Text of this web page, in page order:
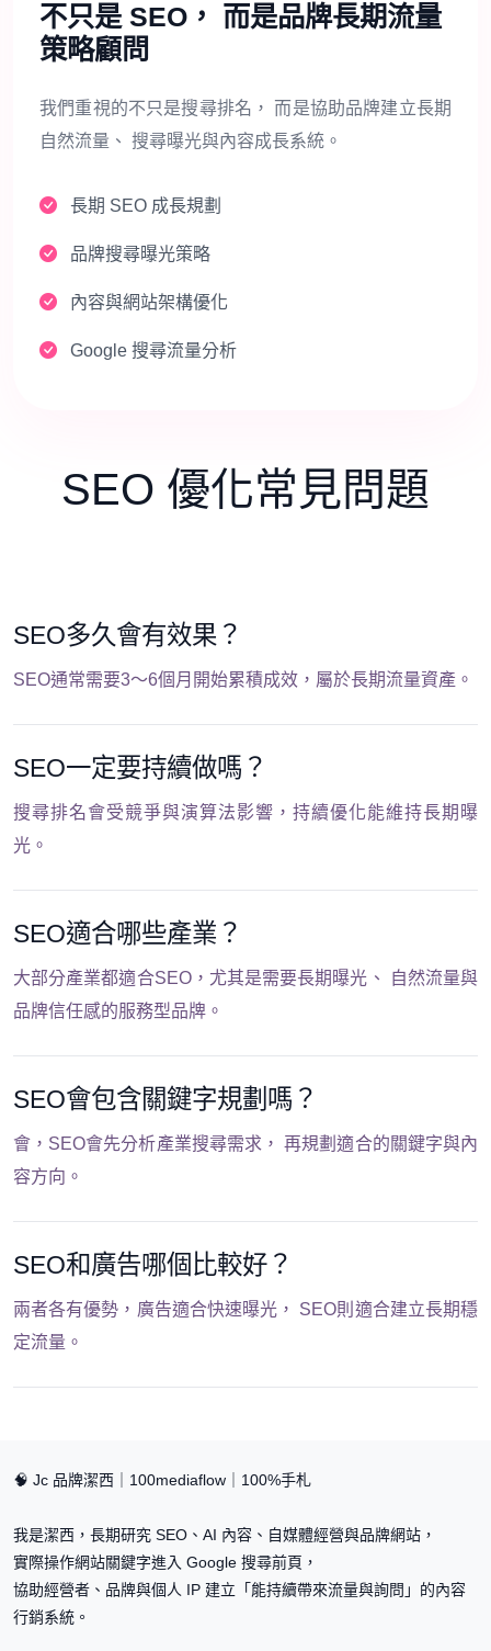
不只是 SEO， 而是品牌長期流量
策略顧問
我們重視的不只是搜尋排名， 而是協助品牌建立長期
自然流量、 搜尋曝光與內容成長系統。
長期 SEO 成長規劃
品牌搜尋曝光策略
內容與網站架構優化
Google 搜尋流量分析
SEO 優化常見問題
SEO多久會有效果？
SEO通常需要3～6個月開始累積成效，屬於長期流量資產。
SEO一定要持續做嗎？
搜尋排名會受競爭與演算法影響，持續優化能維持長期曝
光。
SEO適合哪些產業？
大部分產業都適合SEO，尤其是需要長期曝光、 自然流量與
品牌信任感的服務型品牌。
SEO會包含關鍵字規劃嗎？
會，SEO會先分析產業搜尋需求， 再規劃適合的關鍵字與內
容方向。
SEO和廣告哪個比較好？
兩者各有優勢，廣告適合快速曝光， SEO則適合建立長期穩
定流量。
🧠 Jc 品牌潔西｜100mediaflow｜100%手札
我是潔西，長期研究 SEO、AI 內容、自媒體經營與品牌網站，
實際操作網站關鍵字進入 Google 搜尋前頁，
協助經營者、品牌與個人 IP 建立「能持續帶來流量與詢問」的內容
行銷系統。